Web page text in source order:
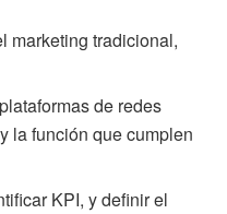
marketing tradicional,
de redes
la función que cumplen
KPI, y definir el